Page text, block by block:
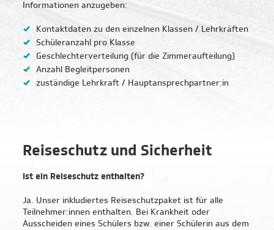
Informationen anzugeben:
Kontaktdaten zu den einzelnen Klassen / Lehrkräften
Schüleranzahl pro Klasse
Geschlechterverteilung (für die Zimmeraufteilung)
Anzahl Begleitpersonen
zuständige Lehrkraft / Hauptansprechpartner:in
Reiseschutz und Sicherheit
Ist ein Reiseschutz enthalten?
Ja. Unser inkludiertes Reiseschutzpaket ist für alle
Teilnehmer:innen enthalten. Bei Krankheit oder
Ausscheiden eines Schülers bzw. einer Schülerin aus dem
Einen kleinen Moment bitte…
Günstige Endpreise